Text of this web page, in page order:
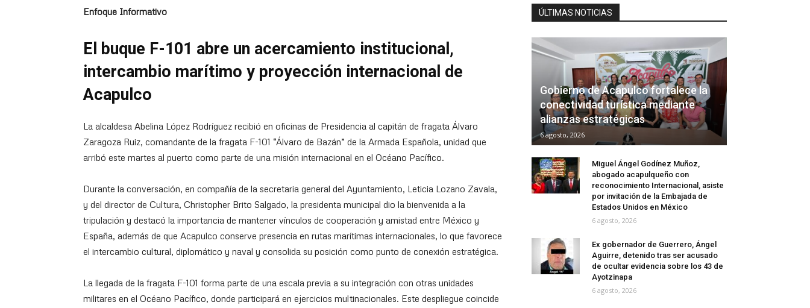
Enfoque Informativo
El buque F-101 abre un acercamiento institucional,
intercambio marítimo y proyección internacional de
Acapulco
La alcaldesa Abelina López Rodríguez recibió en oficinas de Presidencia al capitán de fragata Álvaro
Zaragoza Ruiz, comandante de la fragata F-101 “Álvaro de Bazán” de la Armada Española, unidad que
arribó este martes al puerto como parte de una misión internacional en el Océano Pacífico.
Durante la conversación, en compañía de la secretaria general del Ayuntamiento, Leticia Lozano Zavala,
y del director de Cultura, Christopher Brito Salgado, la presidenta municipal dio la bienvenida a la
tripulación y destacó la importancia de mantener vínculos de cooperación y amistad entre México y
España, además de que Acapulco conserve presencia en rutas marítimas internacionales, lo que favorece
el intercambio cultural, diplomático y naval y consolida su posición como punto de conexión estratégica.
La llegada de la fragata F-101 forma parte de una escala previa a su integración con otras unidades
militares en el Océano Pacífico, donde participará en ejercicios multinacionales. Este despliegue coincide
ÚLTIMAS NOTICIAS
Gobierno de Acapulco fortalece la
conectividad turística mediante
alianzas estratégicas
6 agosto, 2026
Miguel Ángel Godínez Muñoz,
abogado acapulqueño con
reconocimiento Internacional, asiste
por invitación de la Embajada de
Estados Unidos en México
6 agosto, 2026
Ex gobernador de Guerrero, Ángel
Aguirre, detenido tras ser acusado
de ocultar evidencia sobre los 43 de
Ayotzinapa
6 agosto, 2026